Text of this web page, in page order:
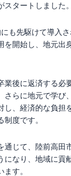
スタートしました。
も先駆けて導入
を開始し、地元出
業後に返済する必
さらに地元で学び
し、経済的な負担
度です。
通じて、陸前高田
になり、地域に貢
す。